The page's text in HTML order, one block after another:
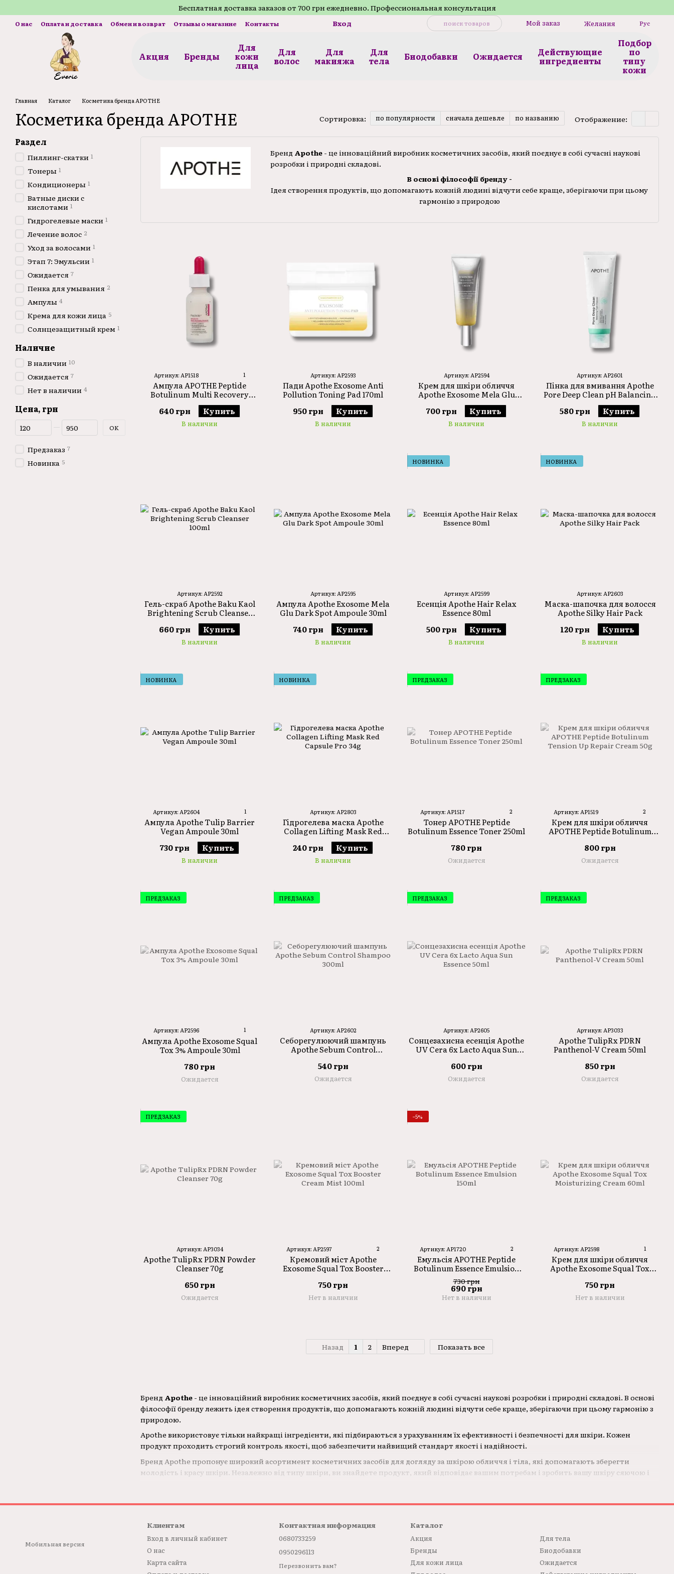
Бесплатная доставка заказов от 700 грн ежедневно. Профессиональная консультация
О нас Оплата и доставка Обмен и возврат Отзывы о магазине Контакты Вход Мой заказ Желания Рус
Акция Бренды
Для
кожи
лица
Для
волос
Для
макияжа
Для
телa Биодобавки Ожидается Действующие
ингредиенты
Подбор
по
типу
кожи
Главная Каталог Косметика бренда APOTHE
Косметика бренда APOTHE Сортировка: по популярности сначала дешевле по названию Отображение:
Бренд Apothe - це інноваційний виробник косметичних засобів, який поєднує в собі сучасні наукові розробки і природні складові. В основі
філософії бренду лежить ідея створення продуктів, що допомагають кожній людині відчути себе краще, зберігаючи при цьому гармонію з
природою.
Apothe використовує тільки найкращі інгредієнти, які підбираються з урахуванням їх ефективності і безпечності для шкіри. Кожен
продукт проходить строгий контроль якості, щоб забезпечити найвищий стандарт якості і надійності.
Бренд Apothe пропонує широкий асортимент косметичних засобів для догляду за шкірою обличчя і тіла, які допомагають зберегти
молодість і красу шкіри. Незалежно від типу шкіри, ви знайдете продукт, який відповідає вашим потребам і зробить вашу шкіру сяючою і
Бренд Apothe - це інноваційний виробник косметичних засобів, який поєднує в собі сучасні наукові
розробки і природні складові.
В основі філософії бренду -
Ідея створення продуктів, що допомагають кожній людині відчути себе краще, зберігаючи при цьому
гармонію з природою
Бренд пропонує широкий асортимент косметичних засобів для догляду за шкірою обличчя і тіла,
які допомагають зберегти молодість і красу шкіри.
Незалежно від типу шкіри, ви знайдете продукт, який відповідає вашим потребам і зробить вашу
шкіру сяючою і здоровою.
Артикул: AP1518 1
Ампула APOTHE Peptide
Botulinum Multi Recovery
Ampoule 30ml
640 грн Купить
В наличии
Артикул: AP2593
Пади Apothe Exosome Anti
Pollution Toning Pad 170ml
950 грн
Купить
В наличии
Артикул: AP2594
Крем для шкіри обличчя
Apothe Exosome Mela Glu
Brightening Cream 50ml
700 грн Купить
В наличии
Артикул: AP2601
Пінка для вмивання Apothe
Pore Deep Clean pH Balancing
Foam Cleanser 120ml
580 грн Купить
В наличии
Артикул: AP2592
Гель-скраб Apothe Baku Kaol
Brightening Scrub Cleanser
100ml
660 грн Купить
В наличии
Артикул: AP2595
Ампула Apothe Exosome Mela
Glu Dark Spot Ampoule 30ml
740 грн
Купить
В наличии
НОВИНКА
Артикул: AP2599
Есенція Apothe Hair Relax
Essence 80ml
500 грн
Купить
В наличии
НОВИНКА
Артикул: AP2603
Маска-шапочка для волосся
Apothe Silky Hair Pack
120 грн
Купить
В наличии
НОВИНКА
Артикул: AP2604 1
Ампула Apothe Tulip Barrier
Vegan Ampoule 30ml
730 грн
Купить
В наличии
НОВИНКА
Артикул: AP2803
Гідрогелева маска Apothe
Collagen Lifting Mask Red
Capsule Pro 34g
240 грн Купить
В наличии
ПРЕДЗАКАЗ
Артикул: AP1517 2
Тонер APOTHE Peptide
Botulinum Essence Toner 250ml
780 грн
Ожидается
ПРЕДЗАКАЗ
Артикул: AP1519 2
Крем для шкіри обличчя
APOTHE Peptide Botulinum
800 грн
Ожидается
ПРЕДЗАКАЗ
Артикул: AP2596 1
Ампула Apothe Exosome Squal
Tox 3% Ampoule 30ml
780 грн
Ожидается
ПРЕДЗАКАЗ
Артикул: AP2602
Себорегулюючий шампунь
Apothe Sebum Control
540 грн
Ожидается
ПРЕДЗАКАЗ
Артикул: AP2605
Сонцезахисна есенція Apothe
UV Cera 6x Lacto Aqua Sun
600 грн
Ожидается
ПРЕДЗАКАЗ
Артикул: AP3033
Apothe TulipRx PDRN
Panthenol-V Cream 50ml
850 грн
Ожидается
ПРЕДЗАКАЗ
Артикул: AP3034
Apothe TulipRx PDRN Powder
Cleanser 70g
650 грн
Ожидается
Артикул: AP2597 2
Кремовий міст Apothe
Exosome Squal Tox Booster
750 грн
Нет в наличии
−5%
Артикул: AP1720 2
Емульсія APOTHE Peptide
Botulinum Essence Emulsion
150ml
730 грн
690 грн
Нет в наличии
Артикул: AP2598 1
Крем для шкіри обличчя
Apothe Exosome Squal Tox
750 грн
Нет в наличии
Назад 1 2 Вперед Показать все
Раздел
Пиллинг-скатки 1
Тонеры 1
Кондиционеры 1
Ватные диски с
кислотами 1
Гидрогелевые маски 1
Лечение волос 2
Уход за волосами 1
Этап 7: Эмульсии 1
Ожидается 7
Пенка для умывания 2
Ампулы 4
Крема для кожи лица 5
Солнцезащитный крем 1
Наличие
В наличии 10
Ожидается 7
Нет в наличии 4
Цена, грн
От Цена, грн
До Цена, грн OK
Предзаказ 7
Новинка 5
Мобильная версия
Клиентам
Вход в личный кабинет
О нас
Карта сайта
Контактная информация
0680733259
0950296113
Перезвонить вам?
Каталог
Акция
Бренды
Для кожи лица
Для телa
Биодобавки
Ожидается